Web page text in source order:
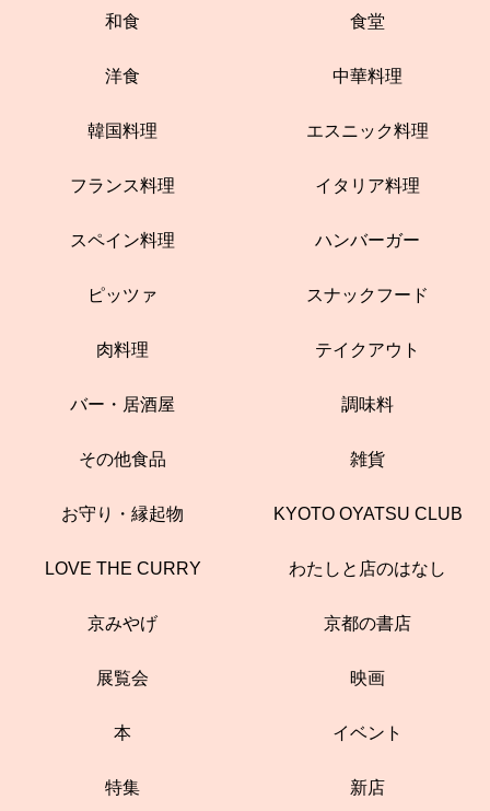
和食 食堂
洋食 中華料理
韓国料理 エスニック料理
フランス料理 イタリア料理
スペイン料理 ハンバーガー
ピッツァ スナックフード
肉料理 テイクアウト
バー・居酒屋 調味料
その他食品 雑貨
お守り・縁起物 KYOTO OYATSU CLUB
LOVE THE CURRY わたしと店のはなし
京みやげ 京都の書店
展覧会 映画
本 イベント
特集 新店